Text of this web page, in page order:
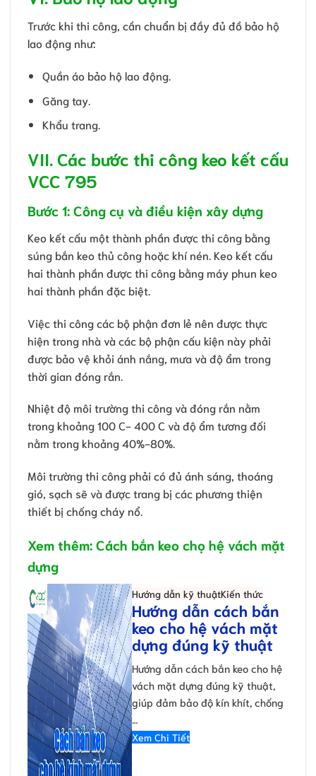
Trước khi thi công, cần chuẩn bị đầy đủ đồ bảo hộ
lao động như:
Quần áo bảo hộ lao động.
Găng tay.
Khẩu trang.
VII. Các bước thi công keo kết cấu
VCC 795
Bước 1: Công cụ và điều kiện xây dựng
Keo kết cấu một thành phần được thi công bằng
súng bắn keo thủ công hoặc khí nén. Keo kết cấu
hai thành phần được thi công bằng máy phun keo
hai thành phần đặc biệt.
Việc thi công các bộ phận đơn lẻ nên được thực
hiện trong nhà và các bộ phận cấu kiện này phải
được bảo vệ khỏi ánh nắng, mưa và độ ẩm trong
thời gian đóng rắn.
Nhiệt độ môi trường thi công và đóng rắn nằm
trong khoảng 100 C- 400 C và độ ẩm tương đối
nằm trong khoảng 40%-80%.
Môi trường thi công phải có đủ ánh sáng, thoáng
gió, sạch sẽ và được trang bị các phương thiện
thiết bị chống cháy nổ.
Xem thêm: Cách bắn keo chọ hệ vách mặt
dựng
Hướng dẫn kỹ thuậtKiến thức
Hướng dẫn cách bắn
keo cho hệ vách mặt
dựng đúng kỹ thuật
Hướng dẫn cách bắn keo cho hệ
vách mặt dựng đúng kỹ thuật,
giúp đảm bảo độ kín khít, chống
Xem Chi Tiết